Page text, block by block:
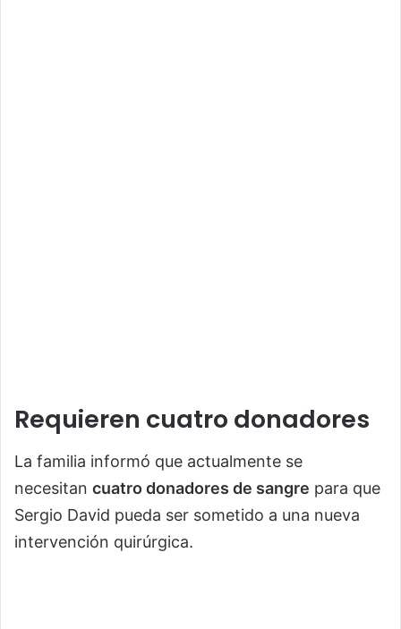
Requieren cuatro donadores
La familia informó que actualmente se
necesitan cuatro donadores de sangre para que
Sergio David pueda ser sometido a una nueva
intervención quirúrgica.